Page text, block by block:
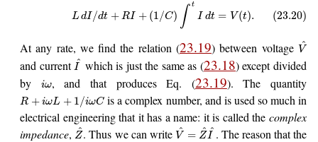
L dI /dt + RI + (1 /C) ∫ t
I dt = V (t). (23.20)
At any rate, we find the relation (23.19) between voltage V^
and current I^ which is just the same as (23.18) except divided
by
iω, and that produces Eq. (23.19). The quantity
R + iωL + 1/iωC is a complex number, and is used so much in
electrical engineering that it has a name: it is called the complex
impedance, Z^. Thus we can write V^ = Z
^I^ . The reason that the